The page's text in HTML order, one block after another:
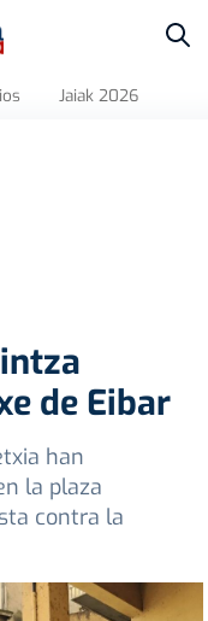
Jaiak 2026
de Eibar
han
la plaza
contra la